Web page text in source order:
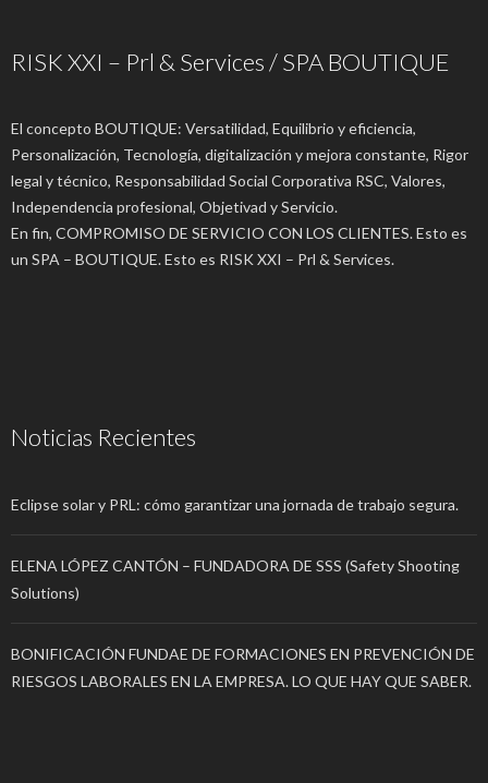
RISK XXI – Prl & Services / SPA BOUTIQUE
El concepto BOUTIQUE: Versatilidad, Equilibrio y eficiencia,
Personalización, Tecnología, digitalización y mejora constante, Rigor
legal y técnico, Responsabilidad Social Corporativa RSC, Valores,
Independencia profesional, Objetivad y Servicio.
En fin, COMPROMISO DE SERVICIO CON LOS CLIENTES. Esto es
un SPA – BOUTIQUE. Esto es RISK XXI – Prl & Services.
Noticias Recientes
Eclipse solar y PRL: cómo garantizar una jornada de trabajo segura.
ELENA LÓPEZ CANTÓN – FUNDADORA DE SSS (Safety Shooting
Solutions)
BONIFICACIÓN FUNDAE DE FORMACIONES EN PREVENCIÓN DE
RIESGOS LABORALES EN LA EMPRESA. LO QUE HAY QUE SABER.